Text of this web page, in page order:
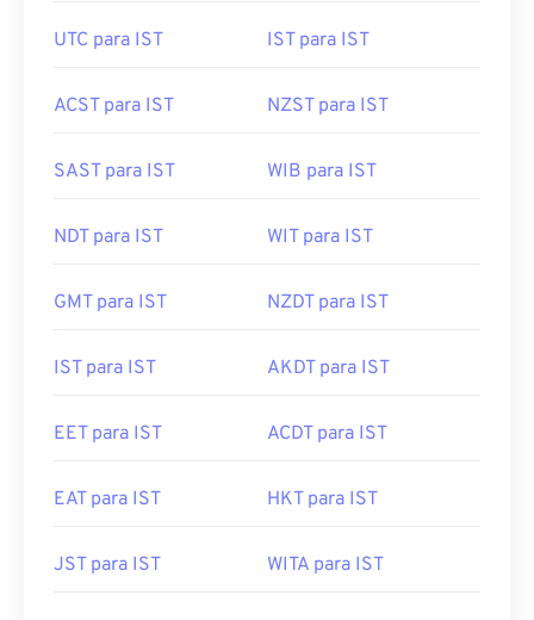
UTC para IST IST para IST
ACST para IST NZST para IST
SAST para IST WIB para IST
NDT para IST WIT para IST
GMT para IST NZDT para IST
IST para IST AKDT para IST
EET para IST ACDT para IST
EAT para IST HKT para IST
JST para IST WITA para IST